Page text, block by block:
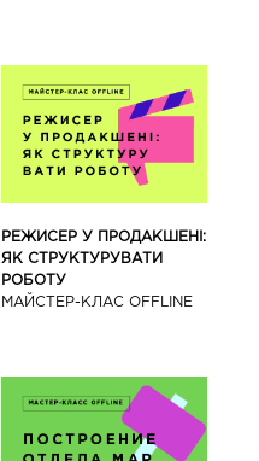
РЕЖИСЕР У ПРОДАКШЕНІ:
ЯК СТРУКТУРУВАТИ
РОБОТУ
МАЙСТЕР-КЛАС OFFLINE